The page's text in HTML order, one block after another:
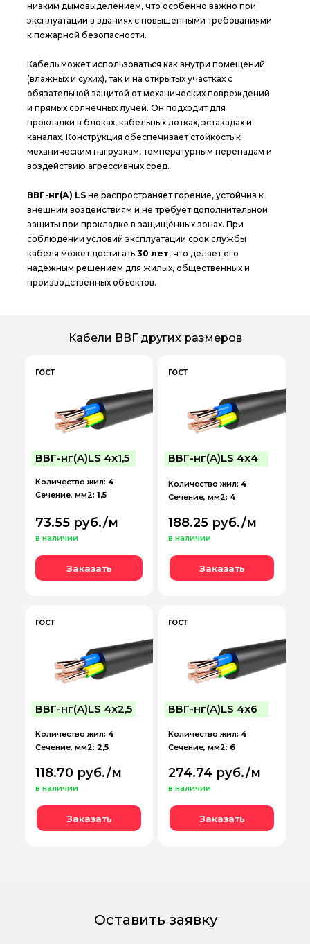
Кабели ВВГ других размеров
низким дымовыделением, что особенно важно при
эксплуатации в зданиях с повышенными требованиями
к пожарной безопасности.
Кабель может использоваться как внутри помещений
(влажных и сухих), так и на открытых участках с
обязательной защитой от механических повреждений
и прямых солнечных лучей. Он подходит для
прокладки в блоках, кабельных лотках, эстакадах и
каналах. Конструкция обеспечивает стойкость к
механическим нагрузкам, температурным перепадам и
воздействию агрессивных сред.
ВВГ-нг(А) LS не распространяет горение, устойчив к
внешним воздействиям и не требует дополнительной
защиты при прокладке в защищённых зонах. При
соблюдении условий эксплуатации срок службы
кабеля может достигать 30 лет, что делает его
надёжным решением для жилых, общественных и
производственных объектов.
ВВГ-нг(A)LS 4х1,5
73.55 руб./м
Количество жил: 4
Сечение, мм2: 1,5
в наличии
Заказать
ГОСТ
Заказать
в наличии
Количество жил: 4
Сечение, мм2: 2,5
118.70 руб./м
ВВГ-нг(A)LS 4х2,5
ГОСТ
ВВГ-нг(A)LS 4х6
274.74 руб./м
Количество жил: 4
Сечение, мм2: 6
в наличии
Заказать
ГОСТ
Заказать
в наличии
Количество жил: 4
Сечение, мм2: 4
188.25 руб./м
ВВГ-нг(A)LS 4х4
ГОСТ
Оставить заявку